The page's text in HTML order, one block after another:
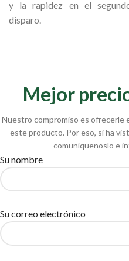
y la rapidez en el
disparo.
Mejor
Nuestro compromiso es ofrecerle
este producto. Por eso, si ha
comuníquenoslo e
Su nombre
Su correo electrónico